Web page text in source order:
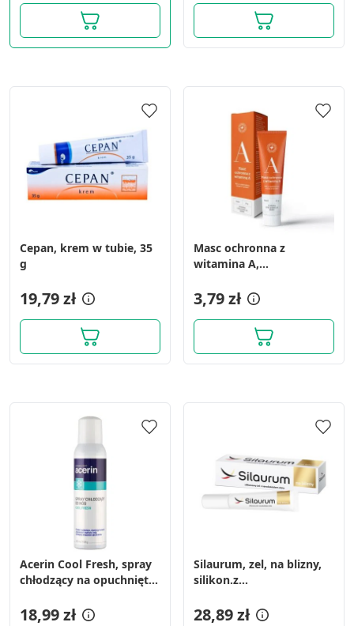
Cepan, krem w tubie, 35
g
19,79 zł
Masc ochronna z
witamina A,
3,79 zł
Acerin Cool Fresh, spray
chłodzący na opuchnięte
18,99 zł
Silaurum, zel, na blizny,
silikon.z
28,89 zł